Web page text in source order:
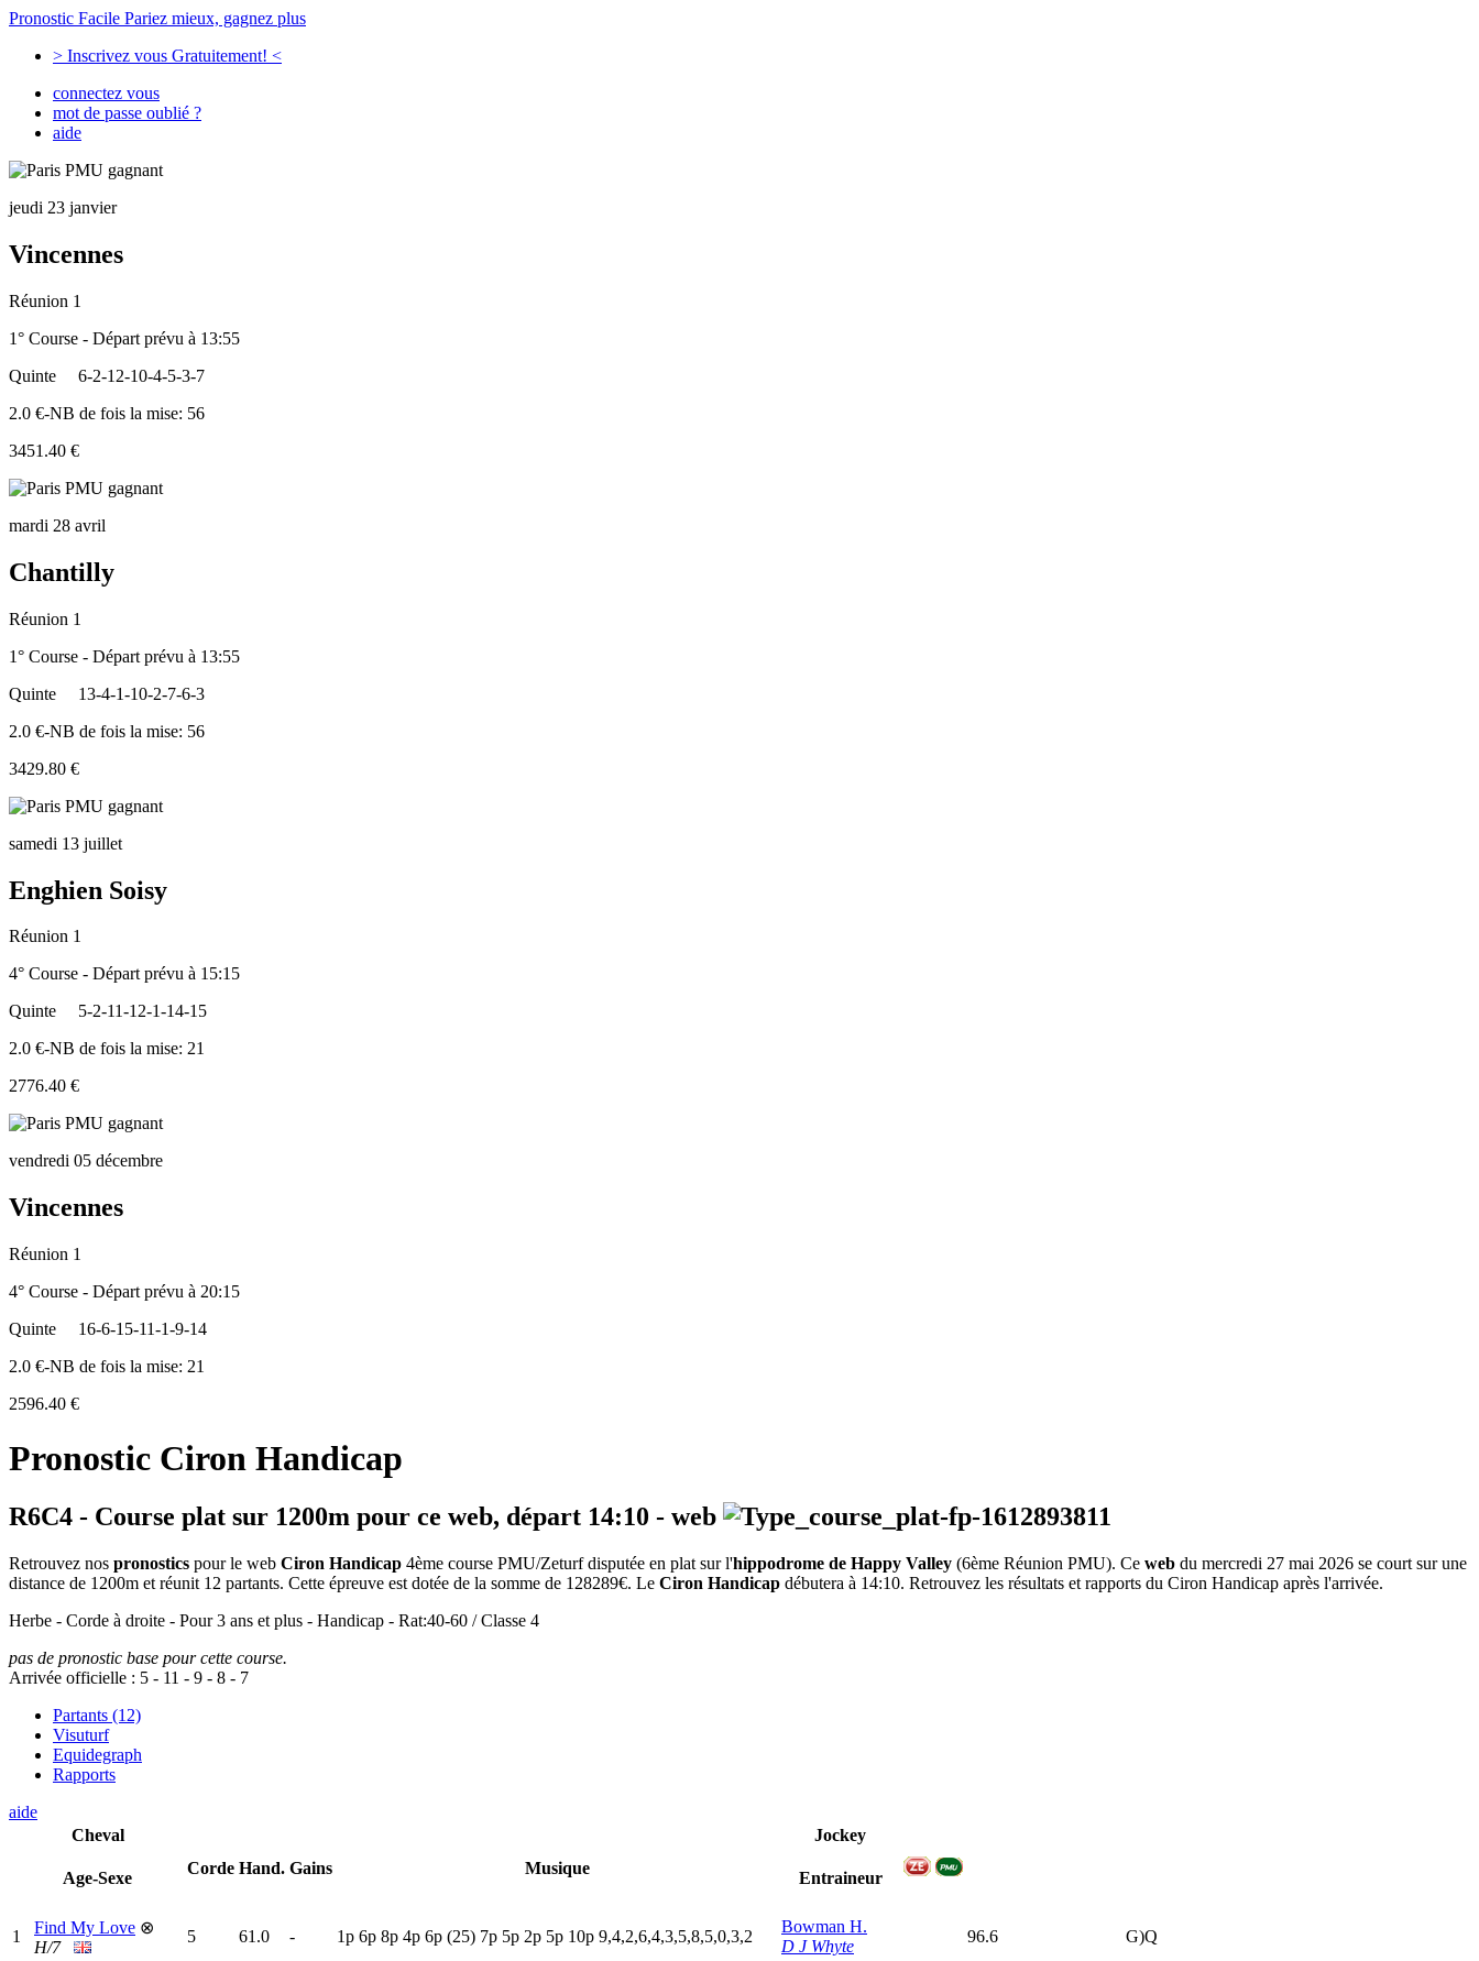
Pronostic Facile Pariez mieux, gagnez plus
> Inscrivez vous Gratuitement! <
connectez vous
mot de passe oublié ?
aide
jeudi 23 janvier
Vincennes
Réunion 1
1° Course - Départ prévu à 13:55
Quinte
6-2-12-10-4-5-3-7
2.0 €-NB de fois la mise: 56
3451.40 €
mardi 28 avril
Chantilly
Réunion 1
1° Course - Départ prévu à 13:55
Quinte
13-4-1-10-2-7-6-3
2.0 €-NB de fois la mise: 56
3429.80 €
samedi 13 juillet
Enghien Soisy
Réunion 1
4° Course - Départ prévu à 15:15
Quinte
5-2-11-12-1-14-15
2.0 €-NB de fois la mise: 21
2776.40 €
vendredi 05 décembre
Vincennes
Réunion 1
4° Course - Départ prévu à 20:15
Quinte
16-6-15-11-1-9-14
2.0 €-NB de fois la mise: 21
2596.40 €
Pronostic Ciron Handicap
R6C4 - Course plat sur 1200m pour ce web, départ 14:10 - web
Retrouvez nos pronostics pour le web Ciron Handicap 4ème course PMU/Zeturf disputée en plat sur l'hippodrome de Happy Valley (6ème Réunion PMU). Ce web du mercredi 27 mai 2026 se court sur une
distance de 1200m et réunit 12 partants. Cette épreuve est dotée de la somme de 128289€. Le Ciron Handicap débutera à 14:10. Retrouvez les résultats et rapports du Ciron Handicap après l'arrivée.
Herbe - Corde à droite - Pour 3 ans et plus - Handicap - Rat:40-60 / Classe 4
pas de pronostic base pour cette course.
Arrivée officielle : 5 - 11 - 9 - 8 - 7
Partants (12)
Visuturf
Equidegraph
Rapports
aide
Cheval
Age-Sexe
Corde Hand. Gains Musique
Jockey
Entraineur
1 Find My Love ⊗
H/7
5 61.0 - 1p 6p 8p 4p 6p (25) 7p 5p 2p 5p 10p 9,4,2,6,4,3,5,8,5,0,3,2
Bowman H.
D J Whyte
96.6 G)Q